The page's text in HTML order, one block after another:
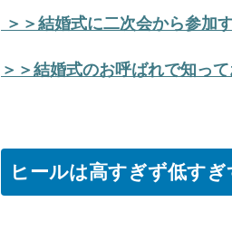
＞＞結婚式に二次会から参加
＞＞結婚式のお呼ばれで知っ
ヒールは高すぎず低すぎ